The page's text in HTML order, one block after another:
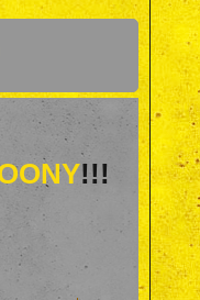
!!!